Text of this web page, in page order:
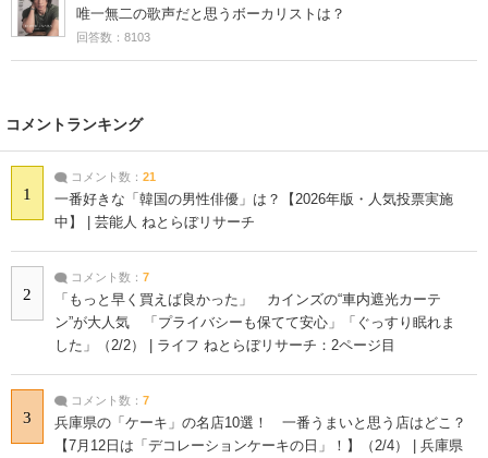
唯一無二の歌声だと思うボーカリストは？
回答数：8103
コメントランキング
1
コメント数： 21
一番好きな「韓国の男性俳優」は？【2026年版・人気投票実施
中】 | 芸能人 ねとらぼリサーチ
2
コメント数： 7
「もっと早く買えば良かった」 カインズの“車内遮光カーテ
ン”が大人気 「プライバシーも保てて安心」「ぐっすり眠れま
した」（2/2） | ライフ ねとらぼリサーチ：2ページ目
3
コメント数： 7
兵庫県の「ケーキ」の名店10選！ 一番うまいと思う店はどこ？
【7月12日は「デコレーションケーキの日」！】（2/4） | 兵庫県